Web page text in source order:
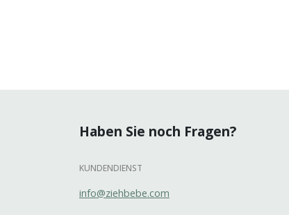
Haben Sie noch Fragen?
KUNDENDIENST
info@ziehbebe.com